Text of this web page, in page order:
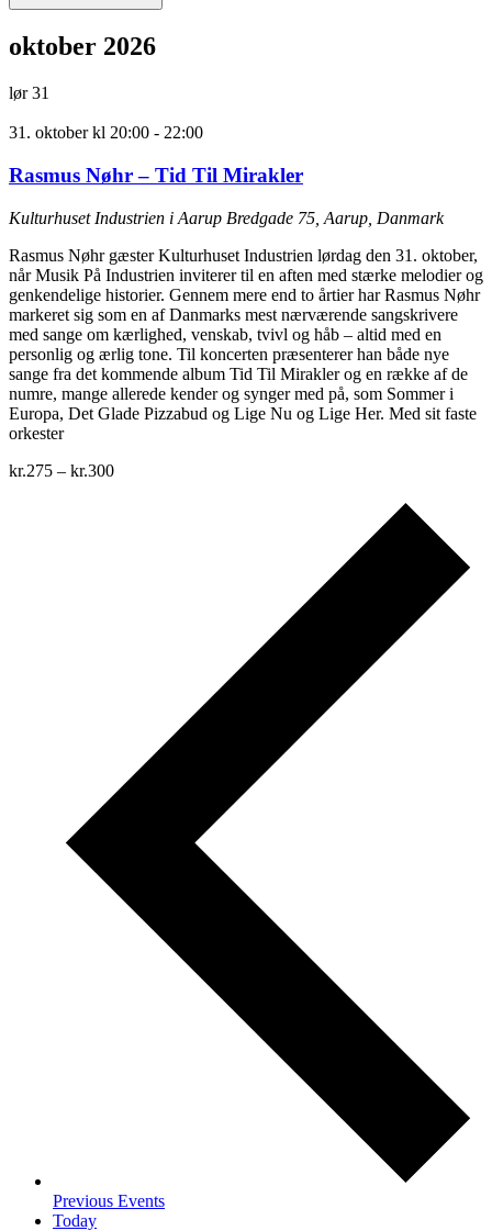
oktober 2026
lør31
31. oktober kl 20:00 - 22:00
Rasmus Nøhr – Tid Til Mirakler
Kulturhuset Industrien i Aarup Bredgade 75, Aarup, Danmark
Rasmus Nøhr gæster Kulturhuset Industrien lørdag den 31. oktober,
når Musik På Industrien inviterer til en aften med stærke melodier og
genkendelige historier. Gennem mere end to årtier har Rasmus Nøhr
markeret sig som en af Danmarks mest nærværende sangskrivere
med sange om kærlighed, venskab, tvivl og håb – altid med en
personlig og ærlig tone. Til koncerten præsenterer han både nye
sange fra det kommende album Tid Til Mirakler og en række af de
numre, mange allerede kender og synger med på, som Sommer i
Europa, Det Glade Pizzabud og Lige Nu og Lige Her. Med sit faste
orkester
kr.275 – kr.300
Previous Events
Today